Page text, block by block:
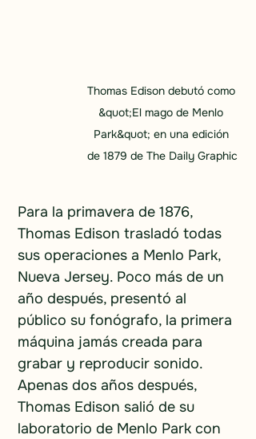
Thomas Edison debutó como
&quot;El mago de Menlo
Park&quot; en una edición
de 1879 de The Daily Graphic
Para la primavera de 1876,
Thomas Edison trasladó todas
sus operaciones a Menlo Park,
Nueva Jersey. Poco más de un
año después, presentó al
público su fonógrafo, la primera
máquina jamás creada para
grabar y reproducir sonido.
Apenas dos años después,
Thomas Edison salió de su
laboratorio de Menlo Park con